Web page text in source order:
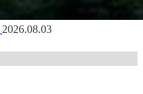
2026.08.03